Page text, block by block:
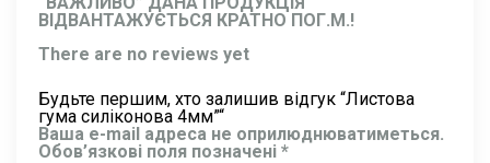
ВІДВАНТАЖУЄТЬСЯ КРАТНО ПОГ.М.!
There are no reviews yet
Будьте першим, хто залишив відгук “Листова
гума силіконова 4мм”“
Ваша e-mail адреса не оприлюднюватиметься.
Обов’язкові поля позначені *